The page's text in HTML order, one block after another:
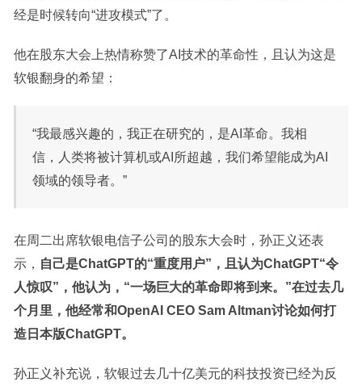
经是时候转向“进攻模式”了。
他在股东大会上热情称赞了AI技术的革命性，且认为这是
软银翻身的希望：
“我最感兴趣的，我正在研究的，是AI革命。我相
信，人类将被计算机或AI所超越，我们希望能成为AI
领域的领导者。”
在周二出席软银电信子公司的股东大会时，孙正义还表
示， 自己是ChatGPT的“重度用户”，且认为ChatGPT“令
人惊叹”，他认为，“一场巨大的革命即将到来。”在过去几
个月里，他经常和OpenAI CEO Sam Altman讨论如何打
造日本版ChatGPT。
孙正义补充说，软银过去几十亿美元的科技投资已经为反